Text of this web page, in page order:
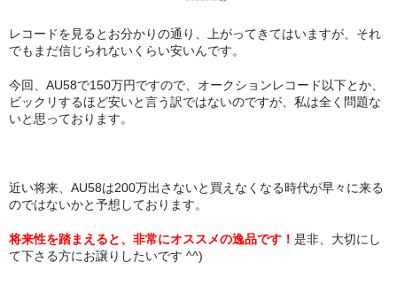
レコードを見るとお分かりの通り、上がってきてはいますが、それ
でもまだ信じられないくらい安いんです。
今回、AU58で150万円ですので、オークションレコード以下とか、
ビックリするほど安いと言う訳ではないのですが、私は全く問題な
いと思っております。
近い将来、AU58は200万出さないと買えなくなる時代が早々に来る
のではないかと予想しております。
将来性を踏まえると、非常にオススメの逸品です！ 是非、大切にし
て下さる方にお譲りしたいです ^^)